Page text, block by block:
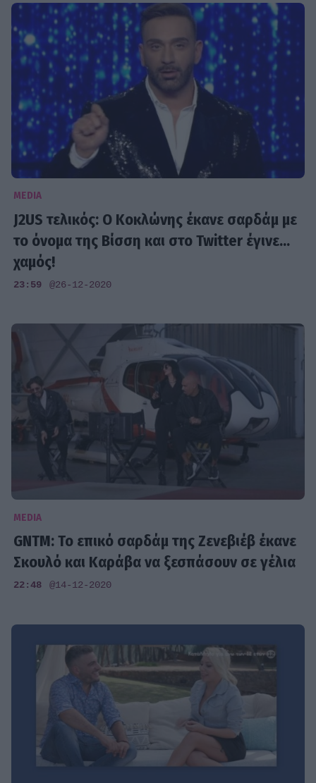
MEDIA
J2US τελικός: Ο Κοκλώνης έκανε σαρδάμ με
το όνομα της Βίσση και στο Twitter έγινε...
χαμός!
23:59 @26-12-2020
MEDIA
GNTM: Το επικό σαρδάμ της Ζενεβιέβ έκανε
Σκουλό και Καράβα να ξεσπάσουν σε γέλια
22:48 @14-12-2020